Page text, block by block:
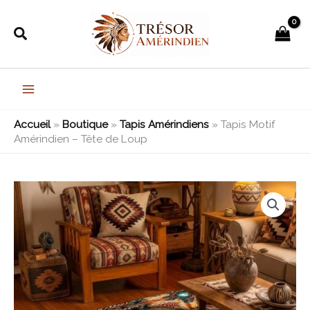
Rechercher
Accueil» Boutique» Tapis Amérindiens » Tapis Motif
Amérindien – Tête de Loup
Plage
de
prix :
108,99€
quantité
de
Tapis
Motif
Amérindien
Tête